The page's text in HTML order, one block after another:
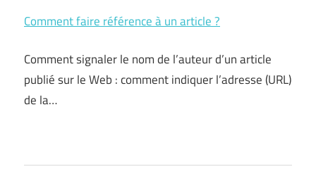
Comment faire référence à un article ?
Comment signaler le nom de l’auteur d’un article
publié sur le Web : comment indiquer l’adresse (URL)
de la…